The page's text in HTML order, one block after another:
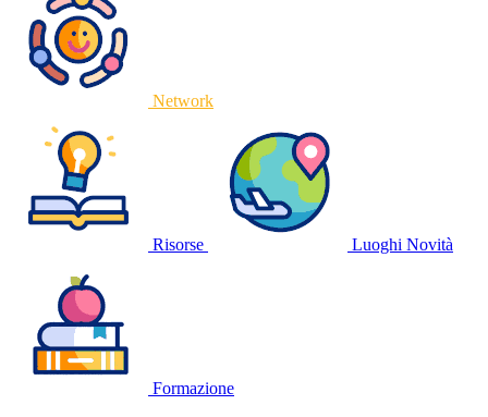
Network
Risorse Luoghi Novità
Formazione